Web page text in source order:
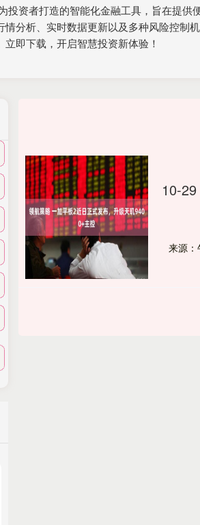
投资者打造的智能化金融工具，旨在提
分析、实时数据更新以及多种风险控
即下载，开启智慧投资新体验！
10-29
来源：